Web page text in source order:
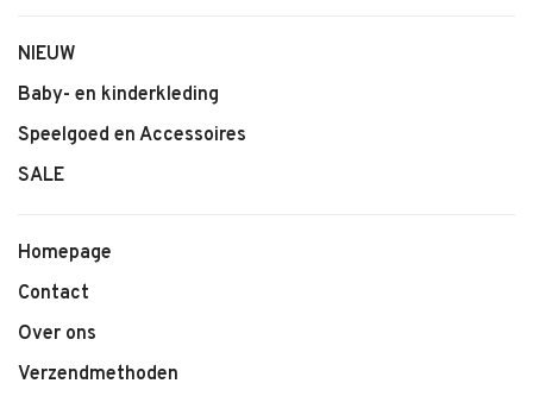
NIEUW
Baby- en kinderkleding
Speelgoed en Accessoires
SALE
Homepage
Contact
Over ons
Verzendmethoden